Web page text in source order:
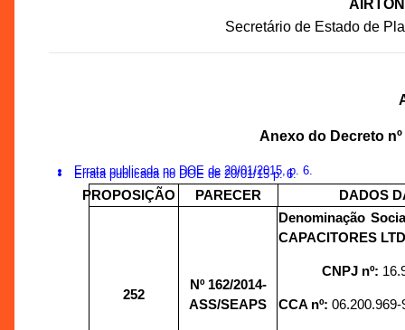
Secretário de Estado de
Anexo do Decreto
Errata publicada no DOE de 20/01/2015, p. 6.
Errata publicada no DOE de 20/01/15 p. 6.
PROPOSIÇÃO PARECER DADOS
252
Nº 162/2014-
ASS/SEAPS
Denominação
CAPACITORES
CNPJ nº:
CCA nº: